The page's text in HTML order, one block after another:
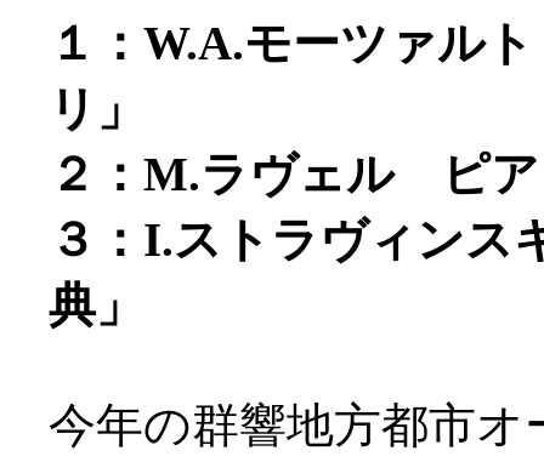
１：W.A.モーツァル
リ」
２：M.ラヴェル ピ
３：I.ストラヴィン
典」
今年の群響地方都市